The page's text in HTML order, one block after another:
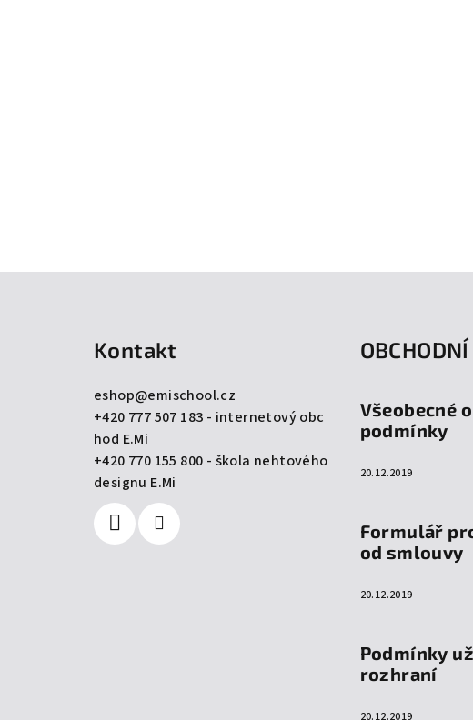
Kontakt
eshop@emischool.cz
+420 777 507 183 - internetový obc
hod E.Mi
+420 770 155 800 - škola nehtového
designu E.Mi
Všeobecné
podmínky
20.12.2019
Formulář
od smlouvy
20.12.2019
Podmínky
rozhraní
20.12.2019